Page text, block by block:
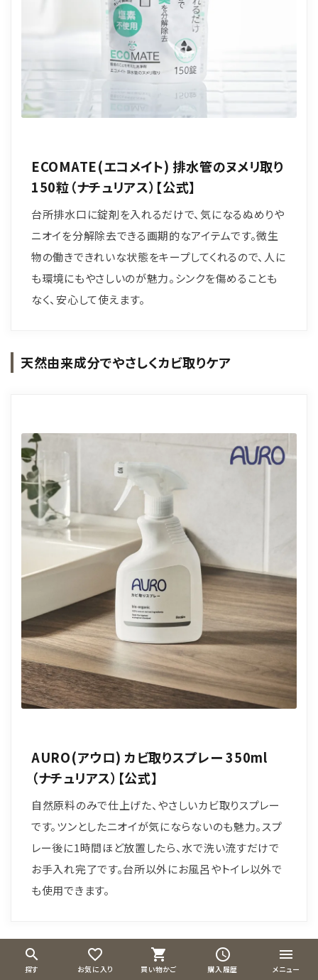
search
探す
favorite_border
お気に入り
shopping_cart
買い物かご
schedule
購入履歴
menu
メニュー
ECOMATE(エコメイト) 排水管のヌメリ取り
150粒（ナチュリアス）【公式】
台所排水口に錠剤を入れるだけで、気になるぬめりや
ニオイを分解除去できる画期的なアイテムです。微生
物の働きできれいな状態をキープしてくれるので、人に
も環境にもやさしいのが魅力。シンクを傷めることも
なく、安心して使えます。
天然由来成分でやさしくカビ取りケア
AURO(アウロ) カビ取りスプレー 350ml
（ナチュリアス）【公式】
自然原料のみで仕上げた、やさしいカビ取りスプレー
です。ツンとしたニオイが気にならないのも魅力。スプ
レー後に1時間ほど放置したら、水で洗い流すだけで
お手入れ完了です。台所以外にお風呂やトイレ以外で
も使用できます。
台所排水口掃除はこまめに実践して